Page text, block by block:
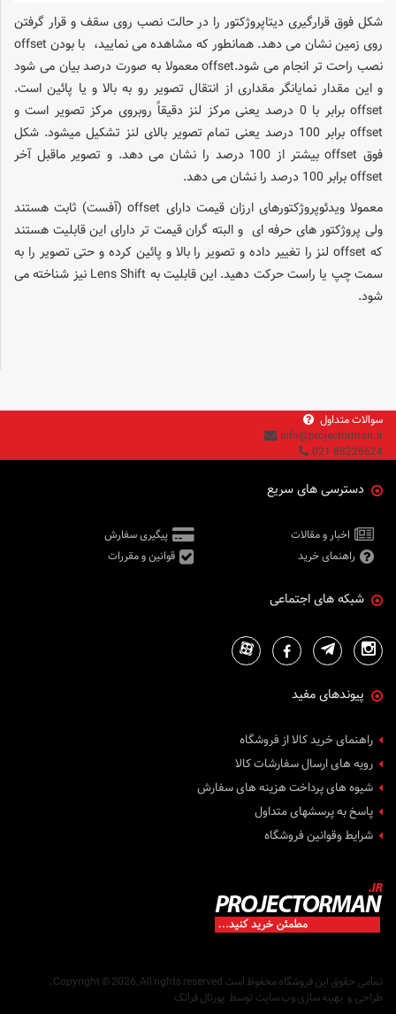
شکل فوق قرارگیری دیتاپروژکتور را در حالت نصب روی سقف و قرار گرفتن
روی زمین نشان می دهد. همانطور که مشاهده می نمایید، با بودن offset
نصب راحت تر انجام می شود.offset معمولا به صورت درصد بیان می شود
و این مقدار نمایانگر مقداری از انتقال تصویر رو به بالا و یا پائین است.
offset برابر با 0 درصد یعنی مرکز لنز دقیقاً روبروی مرکز تصویر است و
offset برابر 100 درصد یعنی تمام تصویر بالای لنز تشکیل میشود. شکل
فوق offset بیشتر از 100 درصد را نشان می دهد. و تصویر ماقبل آخر
offset برابر 100 درصد را نشان می دهد.
معمولا ویدئوپروژکتورهای ارزان قیمت دارای offset (آفست) ثابت هستند
ولی پروژکتور های حرفه ای و البته گران قیمت تر دارای این قابلیت هستند
که offset لنز را تغییر داده و تصویر را بالا و پائین کرده و حتی تصویر را به
سمت چپ یا راست حرکت دهید. این قابلیت به Lens Shift نیز شناخته می
شود.
سوالات متداول
info@projectorman.ir
021-88226624
دسترسی های سریع
اخبار و مقالات
پیگیری سفارش
راهنمای خرید
قوانین و مقررات
شبکه های اجتماعی
پیوندهای مفید
راهنمای خرید کالا از فروشگاه
رویه های ارسال سفارشات کالا
شیوه های پرداخت هزینه های سفارش
پاسخ به پرسشهای متداول
شرایط وقوانین فروشگاه
تمامی حقوق این فروشگاه محفوظ است Copyright © 2026, All rights reserved.
طراحی و بهینه سازی وب سایت توسط پورتال فراتک